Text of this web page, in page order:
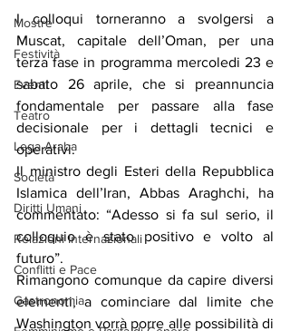
Mostre
Festività
Eventi
Teatro
Lega Araba
Società
Diritti Umani
Relazioni Internazionali
Conflitti e Pace
Gastronomia
I colloqui torneranno a svolgersi a
Muscat, capitale dell’Oman, per una
terza fase in programma mercoledi 23 e
sabato 26 aprile, che si preannuncia
fondamentale per passare alla fase
decisionale per i dettagli tecnici e
operativi.
Il ministro degli Esteri della Repubblica
Islamica dell’Iran, Abbas Araghchi, ha
commentato: “Adesso si fa sul serio, il
colloquio è stato positivo e volto al
futuro”.
Rimangono comunque da capire diversi
elementi, a cominciare dal limite che
Washington vorrà porre alle possibilità di